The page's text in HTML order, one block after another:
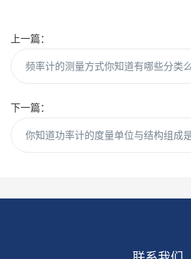
上一篇：
频率计的测量方式你知道有哪些分类么
下一篇：
你知道功率计的度量单位与结构组成